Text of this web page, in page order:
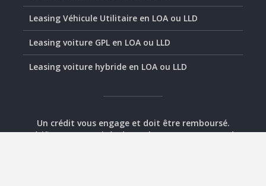
Leasing Véhicule Utilitaire en LOA ou LLD
Leasing voiture GPL en LOA ou LLD
Leasing voiture hybride en LOA ou LLD
Un crédit vous engage et doit être remboursé.
Vérifiez vos capacités de remboursement avant de